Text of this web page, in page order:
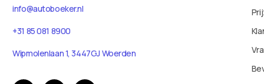
info@autoboeker.nl
+31 85 081 8900
Wipmolenlaan 1, 3447GJ Woerden